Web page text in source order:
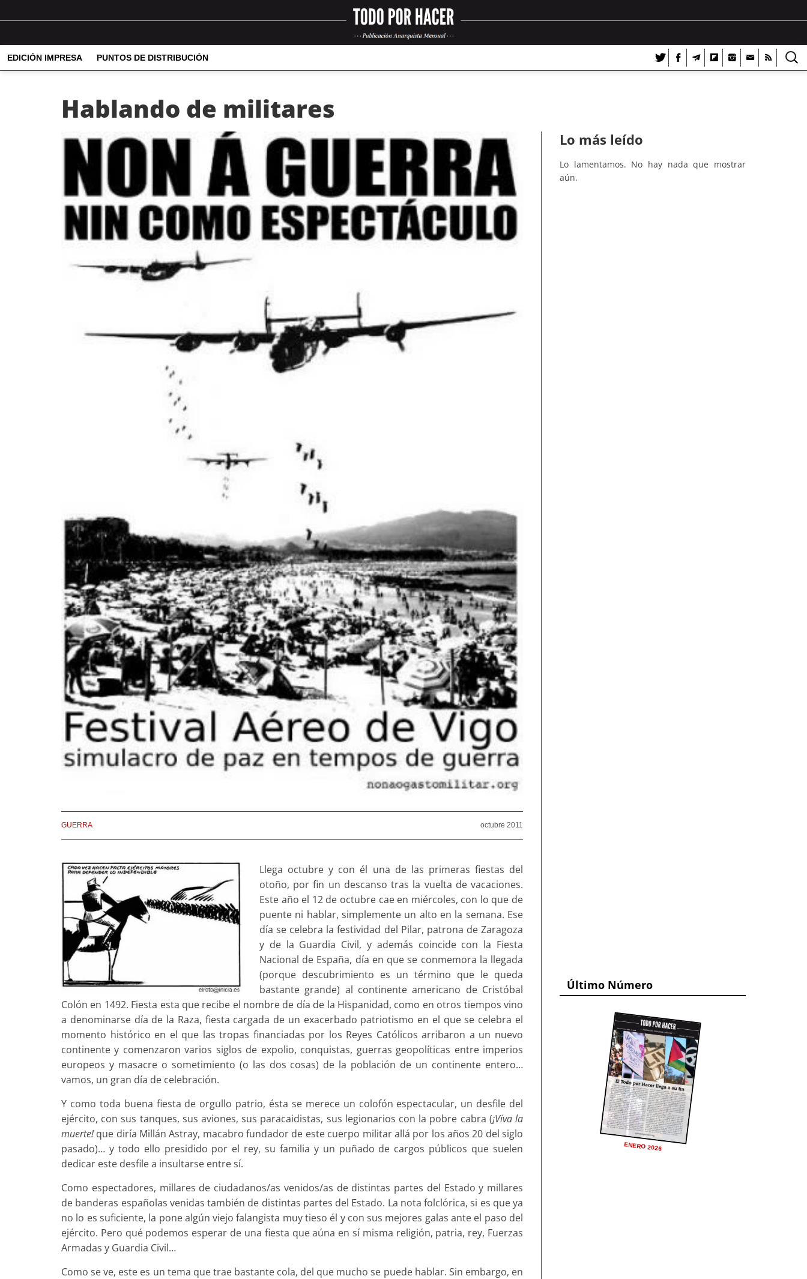
EDICIÓN IMPRESA PUNTOS DE DISTRIBUCIÓN
Hablando de militares
octubre 2011
GUERRA
Llega octubre y con él una de las primeras fiestas del
otoño, por fin un descanso tras la vuelta de vacaciones.
Este año el 12 de octubre cae en miércoles, con lo que de
puente ni hablar, simplemente un alto en la semana. Ese
día se celebra la festividad del Pilar, patrona de Zaragoza
y de la Guardia Civil, y además coincide con la Fiesta
Nacional de España, día en que se conmemora la llegada
(porque descubrimiento es un término que le queda
bastante grande) al continente americano de Cristóbal
Colón en 1492. Fiesta esta que recibe el nombre de día de la Hispanidad, como en otros tiempos vino
a denominarse día de la Raza, fiesta cargada de un exacerbado patriotismo en el que se celebra el
momento histórico en el que las tropas financiadas por los Reyes Católicos arribaron a un nuevo
continente y comenzaron varios siglos de expolio, conquistas, guerras geopolíticas entre imperios
europeos y masacre o sometimiento (o las dos cosas) de la población de un continente entero…
vamos, un gran día de celebración.
Y como toda buena fiesta de orgullo patrio, ésta se merece un colofón espectacular, un desfile del
ejército, con sus tanques, sus aviones, sus paracaidistas, sus legionarios con la pobre cabra (¡Viva la
muerte!que diría Millán Astray, macabro fundador de este cuerpo militar allá por los años 20 del siglo
pasado)… y todo ello presidido por el rey, su familia y un puñado de cargos públicos que suelen
dedicar este desfile a insultarse entre sí.
Como espectadores, millares de ciudadanos/as venidos/as de distintas partes del Estado y millares
de banderas españolas venidas también de distintas partes del Estado. La nota folclórica, si es que ya
no lo es suficiente, la pone algún viejo falangista muy tieso él y con sus mejores galas ante el paso del
ejército. Pero qué podemos esperar de una fiesta que aúna en sí misma religión, patria, rey, Fuerzas
Armadas y Guardia Civil…
Como se ve, este es un tema que trae bastante cola, del que mucho se puede hablar. Sin embargo, en
Lo más leído
Lo lamentamos. No hay nada que mostrar
aún.
Último Número
ENERO 2026